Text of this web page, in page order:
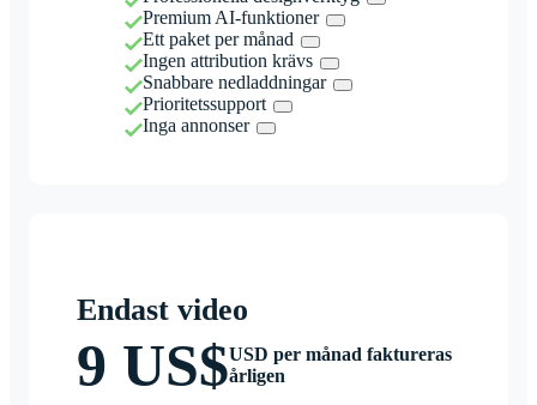
Premium AI-funktioner
Ett paket per månad
Ingen attribution krävs
Snabbare nedladdningar
Prioritetssupport
Inga annonser
Endast video
9 US$USD per månad faktureras
årligen